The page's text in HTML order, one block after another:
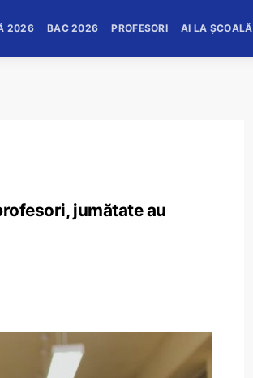
2026 BAC 2026 PROFESORI AI LA ȘCOALĂ
jumătate au